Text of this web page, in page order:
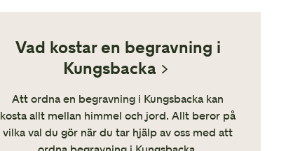
Vad kostar en begravning i
Kungsbacka
Att ordna en begravning i Kungsbacka kan
kosta allt mellan himmel och jord. Allt beror på
vilka val du gör när du tar hjälp av oss med att